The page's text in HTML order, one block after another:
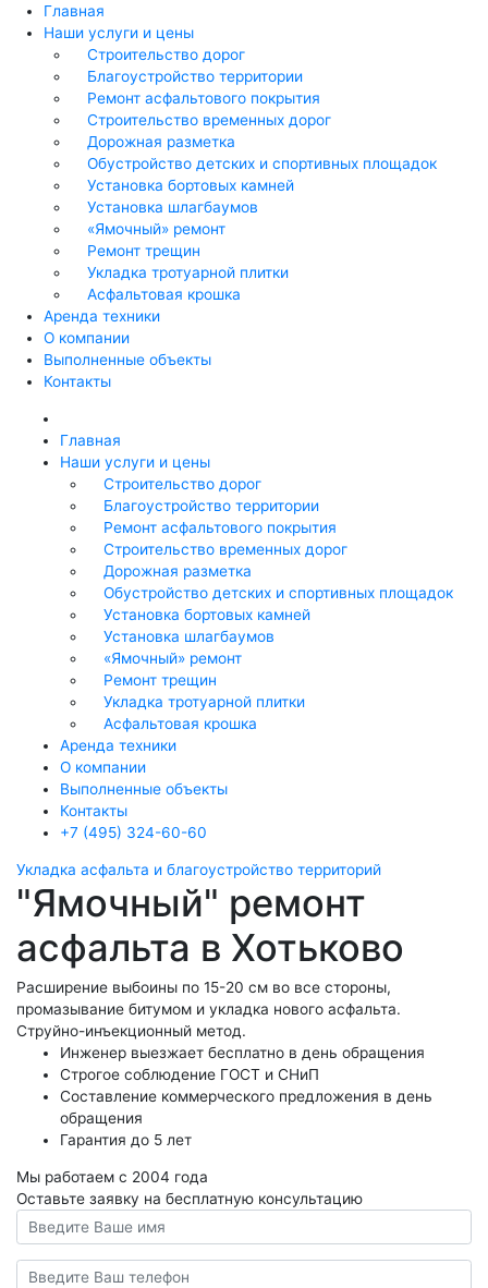
Главная
Наши услуги и цены
Строительство дорог
Благоустройство территории
Ремонт асфальтового покрытия
Строительство временных дорог
Дорожная разметка
Обустройство детских и спортивных площадок
Установка бортовых камней
Установка шлагбаумов
«Ямочный» ремонт
Ремонт трещин
Укладка тротуарной плитки
Асфальтовая крошка
Аренда техники
О компании
Выполненные объекты
Контакты
Главная
Наши услуги и цены
Строительство дорог
Благоустройство территории
Ремонт асфальтового покрытия
Строительство временных дорог
Дорожная разметка
Обустройство детских и спортивных площадок
Установка бортовых камней
Установка шлагбаумов
«Ямочный» ремонт
Ремонт трещин
Укладка тротуарной плитки
Асфальтовая крошка
Аренда техники
О компании
Выполненные объекты
Контакты
+7 (495) 324-60-60
Укладка асфальта и благоустройство территорий
"Ямочный" ремонт
асфальта в Хотьково
Расширение выбоины по 15-20 см во все стороны,
промазывание битумом и укладка нового асфальта.
Струйно-инъекционный метод.
Инженер выезжает бесплатно в день обращения
Строгое соблюдение ГОСТ и СНиП
Составление коммерческого предложения в день
обращения
Гарантия до 5 лет
Мы работаем с 2004 года
Оставьте заявку на бесплатную консультацию